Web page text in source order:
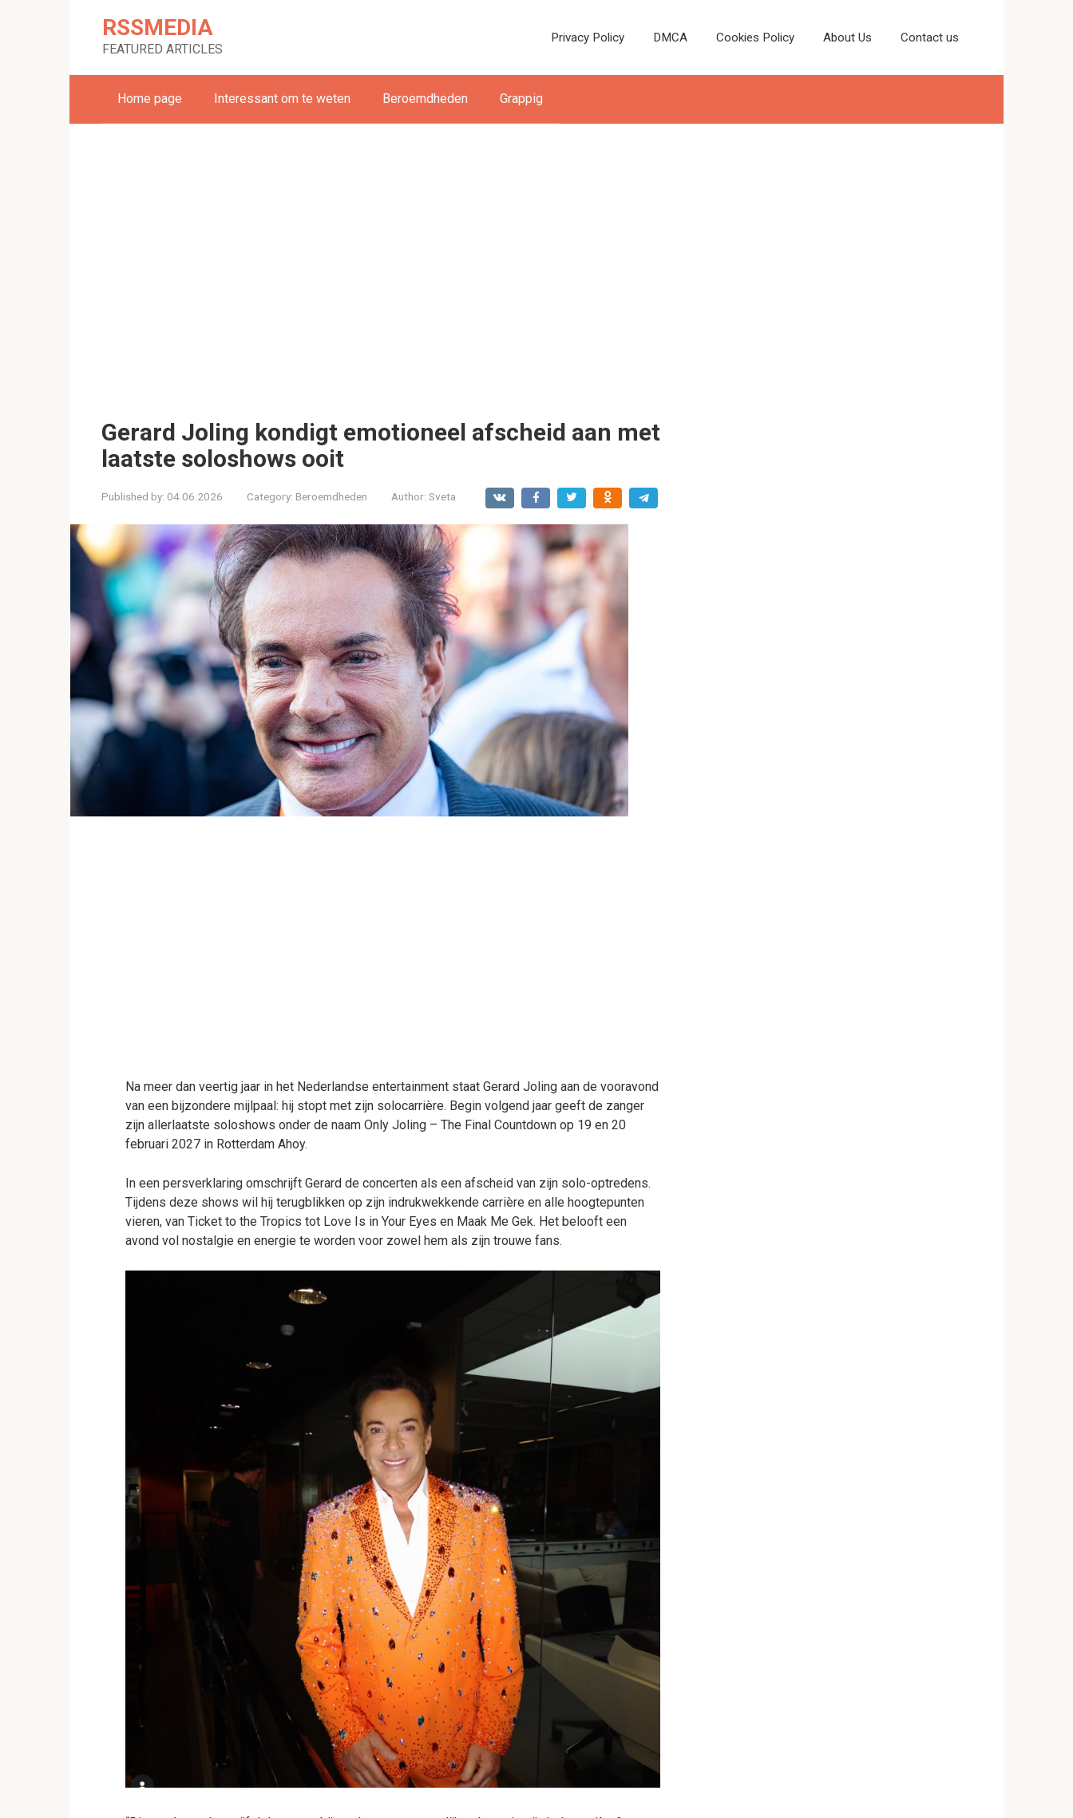
RSSMEDIA
FEATURED ARTICLES
Privacy Policy DMCA Cookies Policy About Us Contact us
Home page Interessant om te weten Beroemdheden Grappig
Gerard Joling kondigt emotioneel afscheid aan met
laatste soloshows ooit
Published by: 04.06.2026 Category: Beroemdheden Author: Sveta
Na meer dan veertig jaar in het Nederlandse entertainment staat Gerard Joling aan de vooravond
van een bijzondere mijlpaal: hij stopt met zijn solocarrière. Begin volgend jaar geeft de zanger
zijn allerlaatste soloshows onder de naam Only Joling – The Final Countdown op 19 en 20
februari 2027 in Rotterdam Ahoy.
In een persverklaring omschrijft Gerard de concerten als een afscheid van zijn solo-optredens.
Tijdens deze shows wil hij terugblikken op zijn indrukwekkende carrière en alle hoogtepunten
vieren, van Ticket to the Tropics tot Love Is in Your Eyes en Maak Me Gek. Het belooft een
avond vol nostalgie en energie te worden voor zowel hem als zijn trouwe fans.